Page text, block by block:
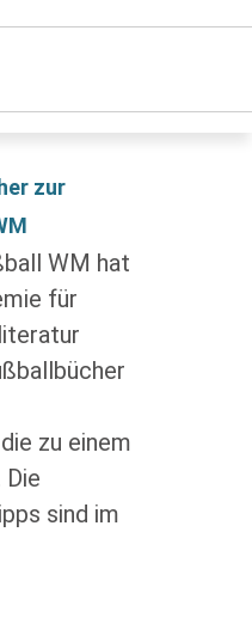
zur
WM hat
für
zu einem
sind im